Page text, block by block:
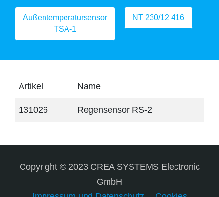
Außentemperatursensor
TSA-1
NT 230/12 416
Artikel Name
131026 Regensensor RS-2
Copyright © 2023 CREA SYSTEMS Electronic
GmbH